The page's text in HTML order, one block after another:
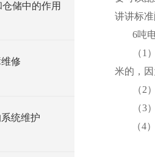
储中的作用
修
统维护
讲讲标
6吨
（1
米的，
（2
（3
（4